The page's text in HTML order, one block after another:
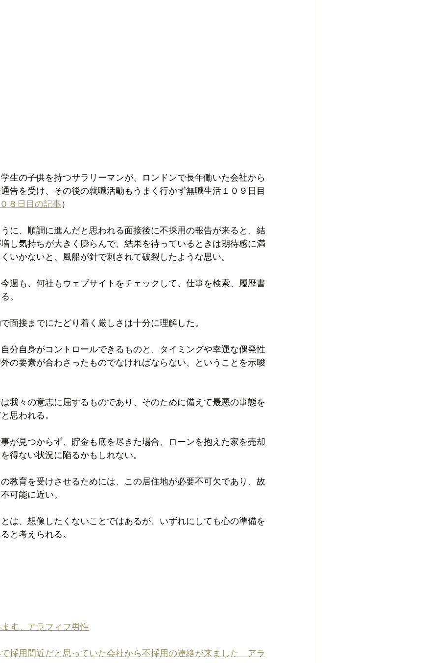
生の子供を持つサラリーマンが、ロンドンで長年働いた会社から
告を受け、その後の就職活動もうまく行かず無職生活１０９日目
８日目の記事）
に、順調に進んだと思われる面接後に不採用の報告が来ると、結
し気持ちが大きく膨らんで、結果を待っているときは期待感に満
いかないと、風船が針で刺されて破裂したような思い。
週も、何社もウェブサイトをチェックして、仕事を検索、履歴書
。
面接までにたどり着く厳しさは十分に理解した。
分自身がコントロールできるものと、タイミングや幸運な偶発性
の要素が合わさったものでなければならない、ということを示唆
我々の意志に屈するものであり、そのために備えて最悪の事態を
思われる。
が見つからず、貯金も底を尽きた場合、ローンを抱えた家を売却
得ない状況に陥るかもしれない。
教育を受けさせるためには、この居住地が必要不可欠であり、故
可能に近い。
は、想像したくないことではあるが、いずれにしても心の準備を
と考えられる。
す。アラフィフ男性
採用間近だと思っていた会社から不採用の連絡が来ました　アラ